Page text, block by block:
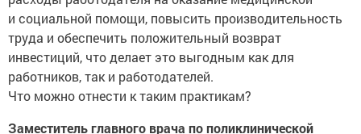
и социальной помощи, повысить производительность
труда и обеспечить положительный возврат
инвестиций, что делает это выгодным как для
работников, так и работодателей.
Что можно отнести к таким практикам?
Заместитель главного врача по поликлинической